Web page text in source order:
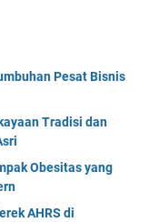
Pesat Bisnis
Tradisi dan
Obesitas yang
AHRS di